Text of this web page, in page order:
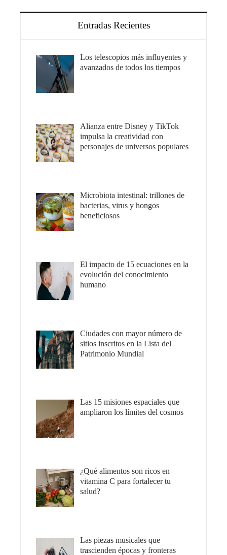
Entradas Recientes
Los telescopios más influyentes y
avanzados de todos los tiempos
Alianza entre Disney y TikTok
impulsa la creatividad con
personajes de universos populares
Microbiota intestinal: trillones de
bacterias, virus y hongos
beneficiosos
El impacto de 15 ecuaciones en la
evolución del conocimiento
humano
Ciudades con mayor número de
sitios inscritos en la Lista del
Patrimonio Mundial
Las 15 misiones espaciales que
ampliaron los límites del cosmos
¿Qué alimentos son ricos en
vitamina C para fortalecer tu
salud?
Las piezas musicales que
trascienden épocas y fronteras